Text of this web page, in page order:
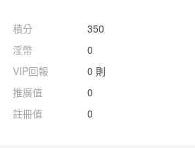
積分
350
淫幣
0
VIP回報
0 則
推廣值
0
註冊值 0